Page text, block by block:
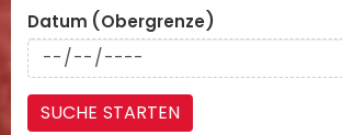
Datum (Obergrenze)